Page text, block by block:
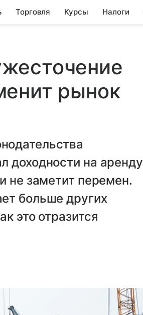
Торговля Курсы Налоги
рынок
доходности на аренду
не заметит перемен.
больше других
это отразится